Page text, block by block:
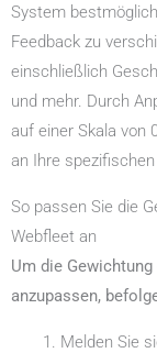
System
Feedback zu
einschließlich
und mehr. Durch
auf einer Skala von
an Ihre
So passen Sie die
Webfleet an
Um die
anzupassen,
Melden Sie